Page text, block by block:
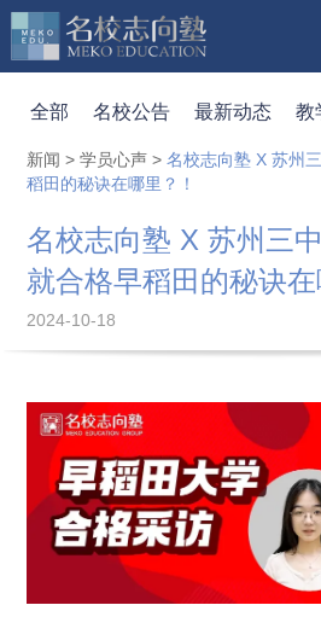
全部 名校公告 最新动态 教
新闻 > 学员心声 > 名校志向塾 X 苏州
稻田的秘诀在哪里？！
名校志向塾 X 苏州三
就合格早稻田的秘诀在
2024-10-18